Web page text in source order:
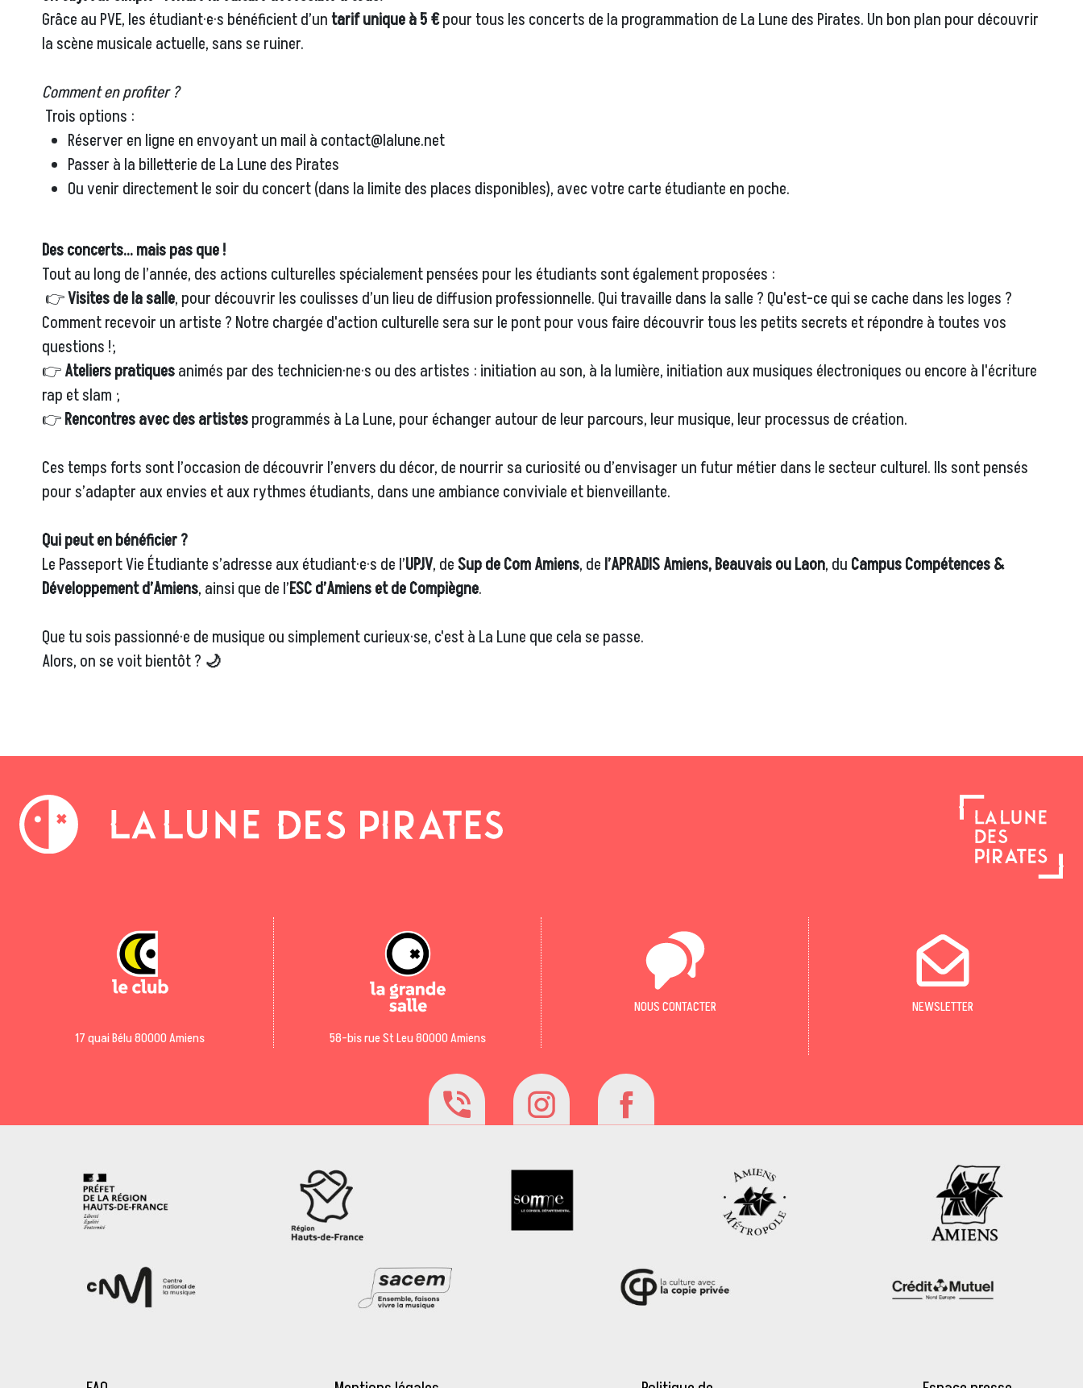
Grâce au PVE, les étudiant·e·s bénéficient d’untarif unique à 5 €pour tous les concerts de la programmation de La Lune des Pirates. Un bon plan pour découvrir
la scène musicale actuelle, sans se ruiner.
Comment en profiter ?
Trois options :
Réserver en ligne en envoyant un mail à contact@lalune.net
Passer à la billetterie de La Lune des Pirates
Ou venir directement le soir du concert (dans la limite des places disponibles), avec votre carte étudiante en poche.
Des concerts… mais pas que !
Tout au long de l’année, des actions culturelles spécialement pensées pour les étudiants sont également proposées :
👉Visites de la salle, pour découvrir les coulisses d’un lieu de diffusion professionnelle. Qui travaille dans la salle ? Qu'est-ce qui se cache dans les loges ?
Comment recevoir un artiste ? Notre chargée d'action culturelle sera sur le pont pour vous faire découvrir tous les petits secrets et répondre à toutes vos
questions !;
👉Ateliers pratiquesanimés par des technicien·ne·s ou des artistes : initiation au son, à la lumière, initiation aux musiques électroniques ou encore à l'écriture
rap et slam ;
👉Rencontres avec des artistesprogrammés à La Lune, pour échanger autour de leur parcours, leur musique, leur processus de création.
Ces temps forts sont l’occasion de découvrir l’envers du décor, de nourrir sa curiosité ou d’envisager un futur métier dans le secteur culturel. Ils sont pensés
pour s’adapter aux envies et aux rythmes étudiants, dans une ambiance conviviale et bienveillante.
Qui peut en bénéficier ?
Le Passeport Vie Étudiante s’adresse aux étudiant·e·s de l’UPJV, deSup de Com Amiens, de l’APRADIS Amiens, Beauvais ou Laon, du Campus Compétences &
Développement d’Amiens, ainsi que de l’ESC d’Amiens et de Compiègne.
Que tu sois passionné·e de musique ou simplement curieux·se, c'est à La Lune que cela se passe.
Alors, on se voit bientôt ? 🌙
17 quai Bélu 80000 Amiens 58-bis rue St Leu 80000 Amiens
NOUS CONTACTER NEWSLETTER